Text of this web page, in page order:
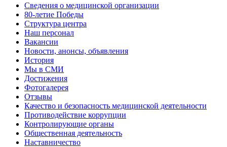
Сведения о медицинской организации
80-летие Победы
Структура центра
Наш персонал
Вакансии
Новости, анонсы, объявления
История
Мы в СМИ
Достижения
Фотогалерея
Отзывы
Качество и безопасность медицинской деятельности
Противодействие коррупции
Контролирующие органы
Общественная деятельность
Наставничество